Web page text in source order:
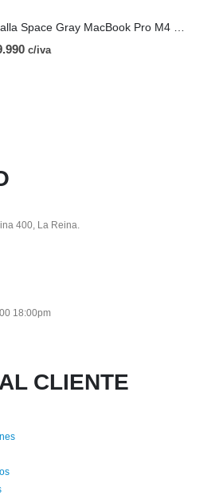
c/iva
400, La Reina.
18:00pm
CLIENTE